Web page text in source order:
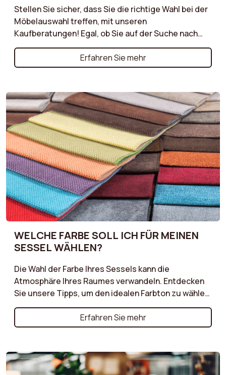
Stellen Sie sicher, dass Sie die richtige Wahl bei der
Möbelauswahl treffen, mit unseren
Kaufberatungen! Egal, ob Sie auf der Suche nach
dem perfekten Sofa, einem bequemen Sessel oder
einem praktischen Pouf sind, unsere
Kaufberatungen bieten wertvolle Ratschläge für
Kriterien, die Sie beachten sollten, wie Materialien,
Stile, Größen und Funktionen, um die richtigen
Entscheidungen zu treffen, die Ihren Bedürfnissen
und Ihrem Lebensstil entsprechen. Un...
Erfahren Sie mehr
WELCHE FARBE SOLL ICH FÜR MEINEN
SESSEL WÄHLEN?
Die Wahl der Farbe Ihres Sessels kann die
Atmosphäre Ihres Raumes verwandeln. Entdecken
Sie unsere Tipps, um den idealen Farbton zu wählen,
der sich in Ihre bestehende Dekoration einfügt und
gleichzeitig einen eleganten Akzent setzt. Neutrale
Farben für eine beruhigende Atmosphäre, kräftige
Nuancen für einen skandinavischen Touch: Lernen
Sie, wie Sie Ihren Sessel mit dem Stil Ihres Interieurs
Erfahren Sie mehr